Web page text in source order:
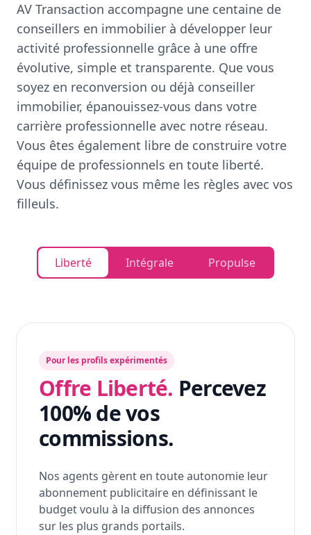
AV Transaction accompagne une centaine de
conseillers en immobilier à développer leur
activité professionnelle grâce à une offre
évolutive, simple et transparente. Que vous
soyez en reconversion ou déjà conseiller
immobilier, épanouissez-vous dans votre
carrière professionnelle avec notre réseau.
Vous êtes également libre de construire votre
équipe de professionnels en toute liberté.
Vous définissez vous même les règles avec vos
filleuls.
Liberté Intégrale Propulse
Pour les profils expérimentés
Offre Liberté. Percevez
100% de vos
commissions.
Nos agents gèrent en toute autonomie leur
abonnement publicitaire en définissant le
budget voulu à la diffusion des annonces
sur les plus grands portails.